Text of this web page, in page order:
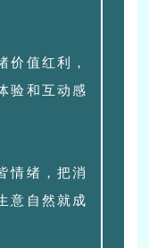
价值红利，
验和互动感
情绪，把消
意自然就成